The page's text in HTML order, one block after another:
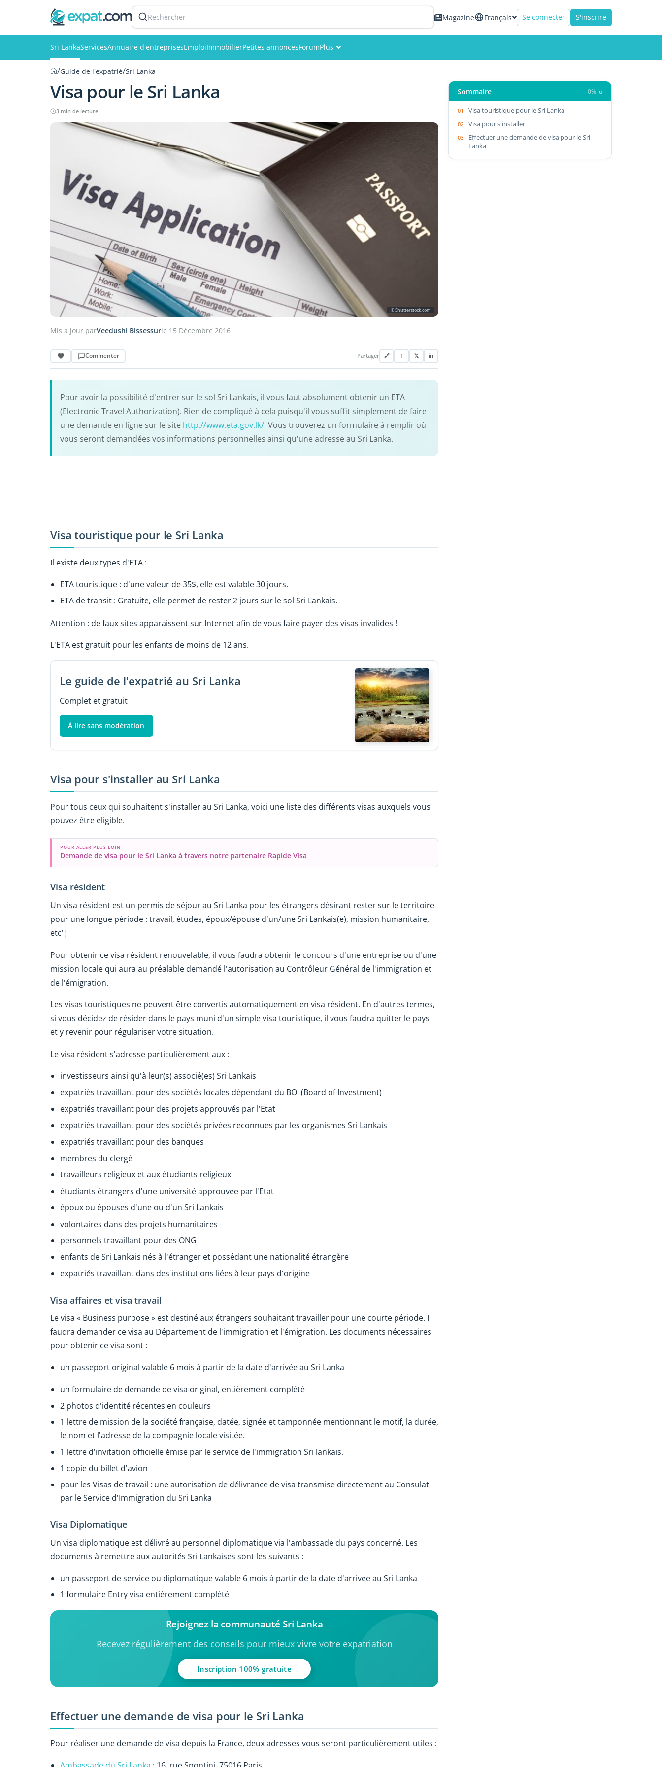
Rechercher Magazine Français Se connecter S'inscrire
Sri LankaServicesAnnuaire d'entreprisesEmploiImmobilierPetites annoncesForumPlus
/Guide de l'expatrié/Sri Lanka
Visa pour le Sri Lanka
3 min de lecture
© Shutterstock.com
Mis à jour parVeedushi Bissessurle 15 Décembre 2016
Commenter Partager 🔗 f 𝕏 in
Pour avoir la possibilité d'entrer sur le sol Sri Lankais, il vous faut absolument obtenir un ETA
(Electronic Travel Authorization). Rien de compliqué à cela puisqu'il vous suffit simplement de faire
une demande en ligne sur le site http://www.eta.gov.lk/. Vous trouverez un formulaire à remplir où
vous seront demandées vos informations personnelles ainsi qu'une adresse au Sri Lanka.
Visa touristique pour le Sri Lanka
Il existe deux types d'ETA :
ETA touristique : d'une valeur de 35$, elle est valable 30 jours.
ETA de transit : Gratuite, elle permet de rester 2 jours sur le sol Sri Lankais.
Attention : de faux sites apparaissent sur Internet afin de vous faire payer des visas invalides !
L'ETA est gratuit pour les enfants de moins de 12 ans.
Le guide de l'expatrié au Sri Lanka
Complet et gratuit
À lire sans modération
Visa pour s'installer au Sri Lanka
Pour tous ceux qui souhaitent s'installer au Sri Lanka, voici une liste des différents visas auxquels vous
pouvez être éligible.
POUR ALLER PLUS LOIN
Demande de visa pour le Sri Lanka à travers notre partenaire Rapide Visa
Visa résident
Un visa résident est un permis de séjour au Sri Lanka pour les étrangers désirant rester sur le territoire
pour une longue période : travail, études, époux/épouse d'un/une Sri Lankais(e), mission humanitaire,
etc'¦
Pour obtenir ce visa résident renouvelable, il vous faudra obtenir le concours d'une entreprise ou d'une
mission locale qui aura au préalable demandé l'autorisation au Contrôleur Général de l'immigration et
de l'émigration.
Les visas touristiques ne peuvent être convertis automatiquement en visa résident. En d'autres termes,
si vous décidez de résider dans le pays muni d'un simple visa touristique, il vous faudra quitter le pays
et y revenir pour régulariser votre situation.
Le visa résident s'adresse particulièrement aux :
investisseurs ainsi qu'à leur(s) associé(es) Sri Lankais
expatriés travaillant pour des sociétés locales dépendant du BOI (Board of Investment)
expatriés travaillant pour des projets approuvés par l'Etat
expatriés travaillant pour des sociétés privées reconnues par les organismes Sri Lankais
expatriés travaillant pour des banques
membres du clergé
travailleurs religieux et aux étudiants religieux
étudiants étrangers d'une université approuvée par l'Etat
époux ou épouses d'une ou d'un Sri Lankais
volontaires dans des projets humanitaires
personnels travaillant pour des ONG
enfants de Sri Lankais nés à l'étranger et possédant une nationalité étrangère
expatriés travaillant dans des institutions liées à leur pays d'origine
Visa affaires et visa travail
Le visa « Business purpose » est destiné aux étrangers souhaitant travailler pour une courte période. Il
faudra demander ce visa au Département de l'immigration et l'émigration. Les documents nécessaires
pour obtenir ce visa sont :
un passeport original valable 6 mois à partir de la date d'arrivée au Sri Lanka
un formulaire de demande de visa original, entièrement complété
2 photos d'identité récentes en couleurs
1 lettre de mission de la société française, datée, signée et tamponnée mentionnant le motif, la durée,
le nom et l'adresse de la compagnie locale visitée.
1 lettre d'invitation officielle émise par le service de l'immigration Sri lankais.
1 copie du billet d'avion
pour les Visas de travail : une autorisation de délivrance de visa transmise directement au Consulat
par le Service d'Immigration du Sri Lanka
Visa Diplomatique
Un visa diplomatique est délivré au personnel diplomatique via l'ambassade du pays concerné. Les
documents à remettre aux autorités Sri Lankaises sont les suivants :
un passeport de service ou diplomatique valable 6 mois à partir de la date d'arrivée au Sri Lanka
1 formulaire Entry visa entièrement complété
Rejoignez la communauté Sri Lanka
Recevez régulièrement des conseils pour mieux vivre votre expatriation
Inscription 100% gratuite
Effectuer une demande de visa pour le Sri Lanka
Pour réaliser une demande de visa depuis la France, deux adresses vous seront particulièrement utiles :
Sommaire 0% lu
Visa touristique pour le Sri Lanka
Visa pour s'installer
Effectuer une demande de visa pour le Sri
Lanka